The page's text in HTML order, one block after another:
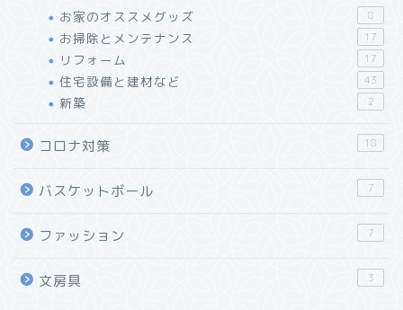
お家のオススメグッズ 8
お掃除とメンテナンス 17
リフォーム 17
住宅設備と建材など 43
新築 2
コロナ対策 18
バスケットボール 7
ファッション 7
文房具 3
【レビュー】万年筆インク
ローラーボールペン
な人におすすめ！特徴と活
用方法をご紹介